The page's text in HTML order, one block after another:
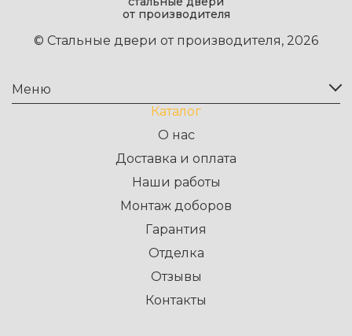
от производителя
© Стальные двери от производителя, 2026
Меню
Каталог
О нас
Доставка и оплата
Наши работы
Монтаж доборов
Гарантия
Отделка
Отзывы
Контакты